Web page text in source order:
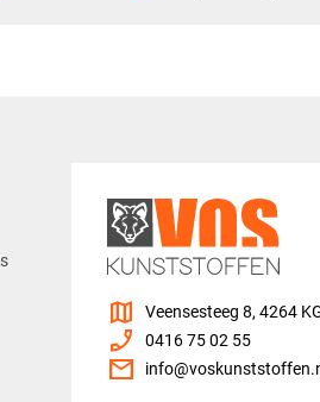
map Veensesteeg 8, 4264
phone_enabled 0416 75 02 55
mail